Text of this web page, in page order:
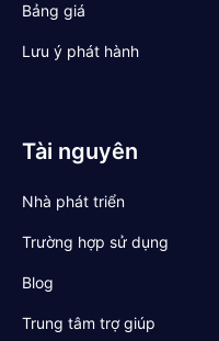
Bảng giá
Lưu ý phát hành
Tài nguyên
Nhà phát triển
Trường hợp sử dụng
Blog
Trung tâm trợ giúp